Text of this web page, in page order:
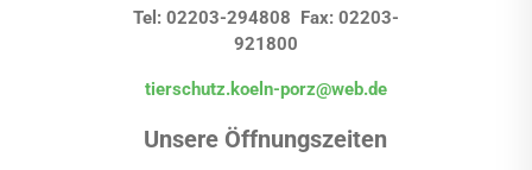
Tel: 02203-294808 Fax: 02203-
921800
tierschutz.koeln-porz@web.de
Unsere Öffnungszeiten